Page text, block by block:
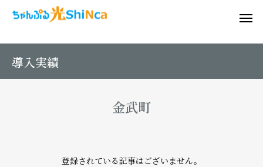
導入実績
金武町
登録されている記事はございません。